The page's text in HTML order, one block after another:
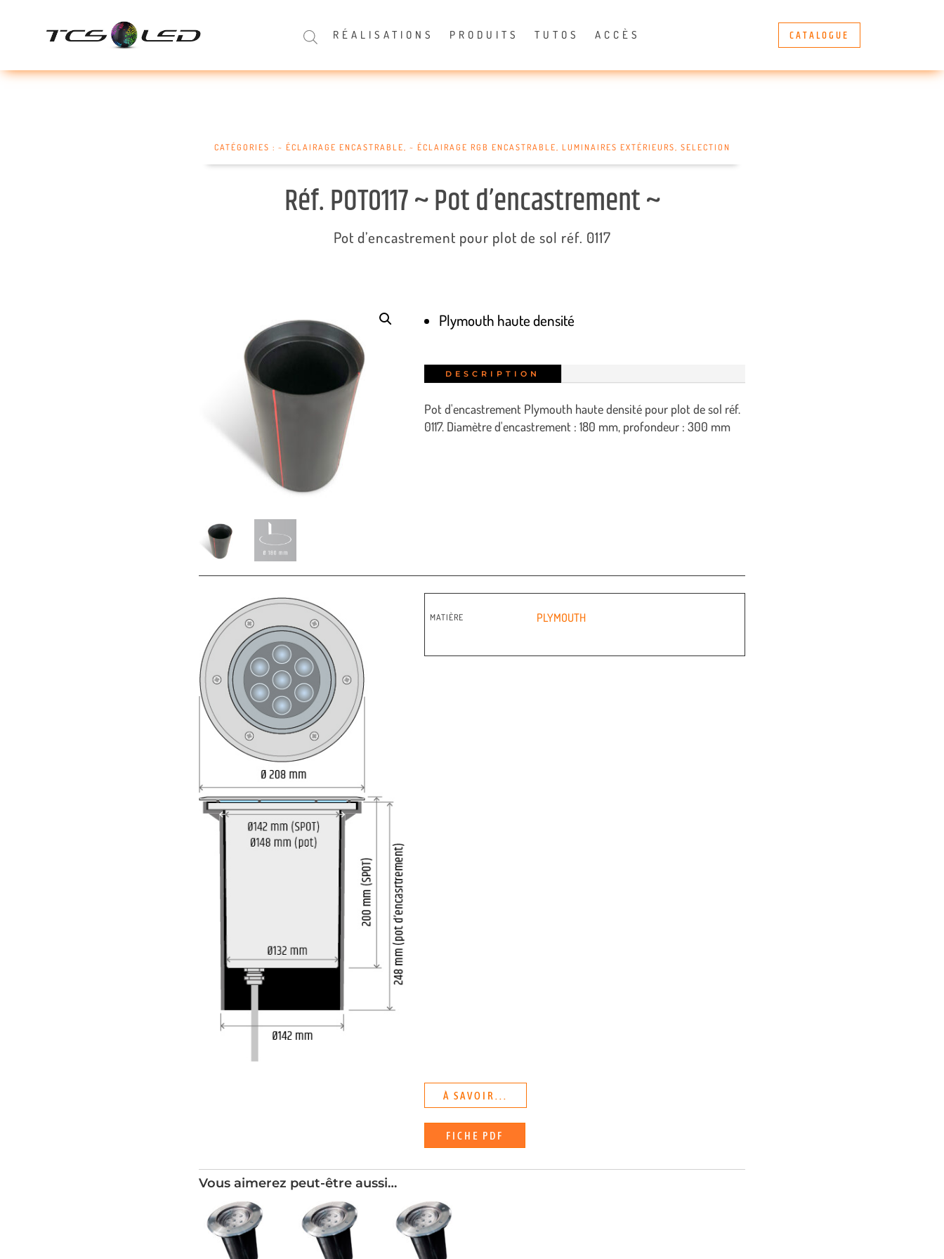
RÉALISATIONS PRODUITS TUTOS ACCÈS CATALOGUE
CATÉGORIES : ~ ÉCLAIRAGE ENCASTRABLE, ~ ÉCLAIRAGE RGB ENCASTRABLE, LUMINAIRES EXTÉRIEURS, SELECTION
Réf. POT0117 ~ Pot d’encastrement ~
Pot d’encastrement pour plot de sol réf. 0117
Plymouth haute densité
DESCRIPTION
Pot d'encastrement Plymouth haute densité pour plot de sol réf.
0117. Diamètre d'encastrement : 180 mm, profondeur : 300 mm
MATIÈRE PLYMOUTH
À SAVOIR...
FICHE PDF
Vous aimerez peut-être aussi…